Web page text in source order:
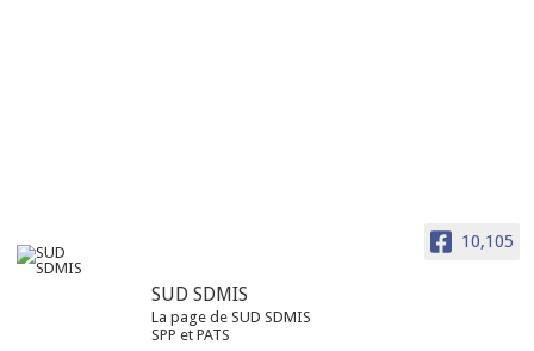
10,105
SUD SDMIS
La page de SUD SDMIS
SPP et PATS